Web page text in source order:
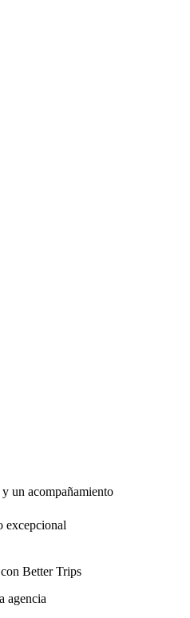
un acompañamiento
excepcional
Better Trips
agencia